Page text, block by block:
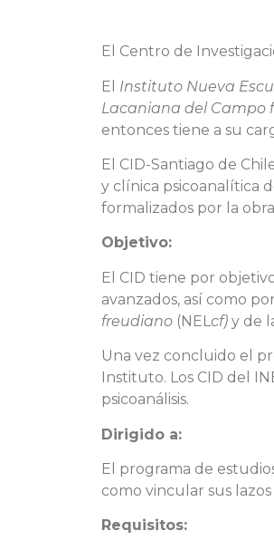
El Centro de
El Instituto Nueva
Lacaniana del Campo
entonces tiene a su
El CID-Santiago de
y clínica psicoanalítica
formalizados por la
Objetivo:
El CID tiene por
avanzados, así como
freudiano (NEL cf) y de
Una vez concluido el
Instituto. Los CID del
psicoanálisis.
Dirigido a:
El programa de
como vincular sus
Requisitos: